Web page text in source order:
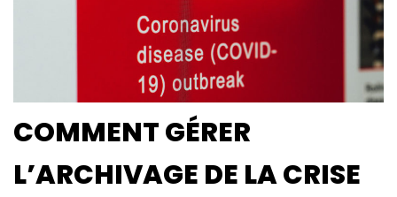
COMMENT GÉRER
L’ARCHIVAGE DE LA CRISE